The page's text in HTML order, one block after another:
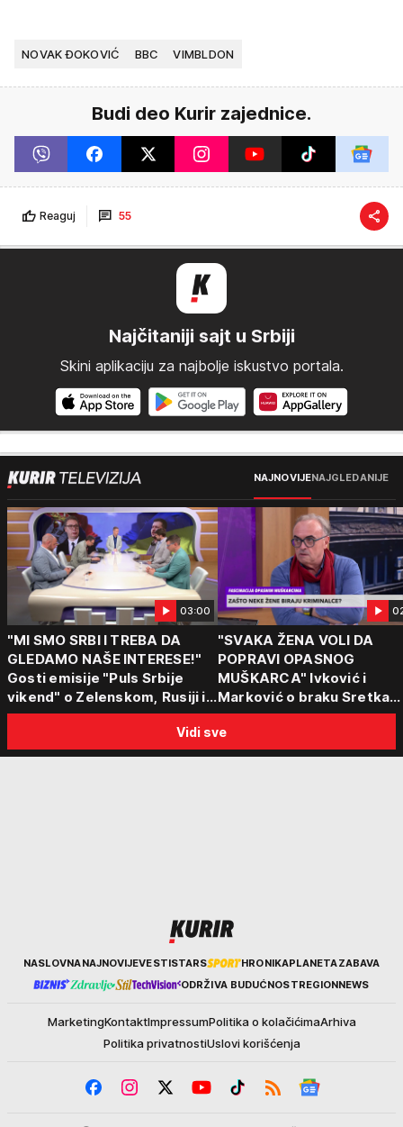
NOVAK ĐOKOVIĆ BBC VIMBLDON
Budi deo Kurir zajednice.
Reaguj 55
Najčitaniji sajt u Srbiji
Skini aplikaciju za najbolje iskustvo portala.
NAJNOVIJENAJGLEDANIJE
03:00
"MI SMO SRBI I TREBA DA
GLEDAMO NAŠE INTERESE!"
Gosti emisije "Puls Srbije
vikend" o Zelenskom, Rusiji i
politici Beograda: "Srbija sedi
"SVAKA ŽENA VOLI DA
POPRAVI OPASNOG
MUŠKARCA" Ivković i
Marković o braku Sretka
Kalinića i fenomenu žena
biraju kriminalce: "Neće sa
nekim ko nema para"
Vidi sve
KurirNASLOVNANAJNOVIJEVESTISTARS HRONIKAPLANETAZABAVA
ODRŽIVA BUDUĆNOSTREGIONNEWS
MarketingKontaktImpressumPolitika o kolačićimaArhiva
Politika privatnostiUslovi korišćenja